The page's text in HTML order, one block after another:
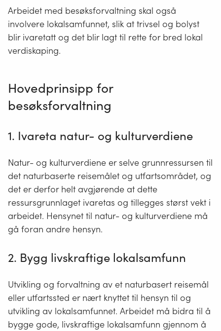
Arbeidet med besøksforvaltning skal også
involvere lokalsamfunnet, slik at trivsel og bolyst
blir ivaretatt og det blir lagt til rette for bred lokal
verdiskaping.
Hovedprinsipp for
besøksforvaltning
1. Ivareta natur- og kulturverdiene
Natur- og kulturverdiene er selve grunnressursen til
det naturbaserte reisemålet og utfartsområdet, og
det er derfor helt avgjørende at dette
ressursgrunnlaget ivaretas og tillegges størst vekt i
arbeidet. Hensynet til natur- og kulturverdiene må
gå foran andre hensyn.
2. Bygg livskraftige lokalsamfunn
Utvikling og forvaltning av et naturbasert reisemål
eller utfartssted er nært knyttet til hensyn til og
utvikling av lokalsamfunnet. Arbeidet må bidra til å
bygge gode, livskraftige lokalsamfunn gjennom å